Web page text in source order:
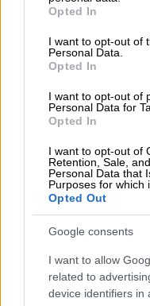
grant or deny consent
use your data for below
consent section.
Opted In
I want to opt-out of
Personal Data.
Opted In
I want to opt-out of
Personal Data for
Opted In
I want to opt-out of
Retention, Sale,
Personal Data that
Purposes for which
Opted Out
Google consents
I want to allow
related to
device identifiers in
την κοινή δήλωση
ενδείξεις
τα ελβετικά
αναταραχής στην
Ο κανονισμός
τις τράπεζες να
ασφαλείας
πληρούν ή
απαιτήσεις των
Επιπλέον, οι
τράπεζες πρέπει
απαιτήσεις
Αυτό επιτρέπει
αρνητικών